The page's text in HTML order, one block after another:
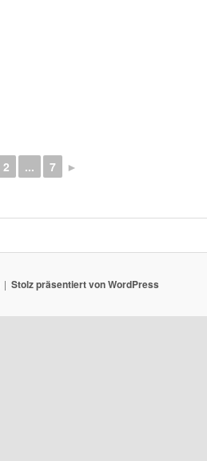
2 ... 7 ►
Stolz präsentiert von WordPress